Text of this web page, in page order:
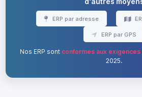
ERP par adresse
ERP par GPS
Nos ERP sont conformes aux exigences
2025.